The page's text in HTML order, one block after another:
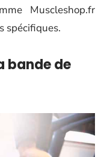
Muscleshop.fr
spécifiques.
bande de